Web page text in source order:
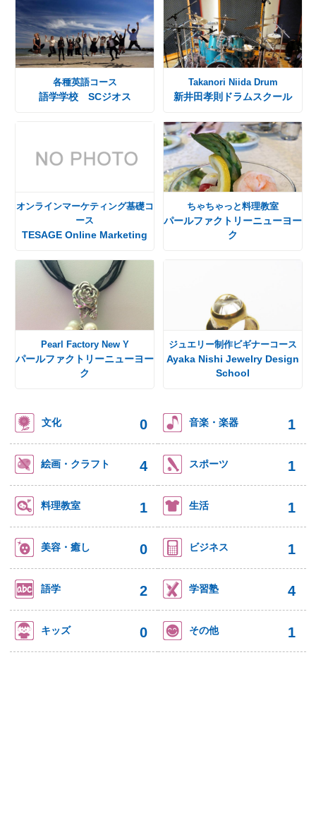
各種英語コース
語学学校 SCジオス
Takanori Niida Drum
新井田孝則ドラムスクール
オンラインマーケティング基礎コ
ース
TESAGE Online Marketing
ちゃちゃっと料理教室
パールファクトリーニューヨー
ク
Pearl Factory New Y
パールファクトリーニューヨー
ク
ジュエリー制作ビギナーコース
Ayaka Nishi Jewelry Design
School
文化 0 音楽・楽器 1
絵画・クラフト 4 スポーツ 1
料理教室 1 生活 1
美容・癒し 0 ビジネス 1
語学 2 学習塾 4
キッズ 0 その他 1